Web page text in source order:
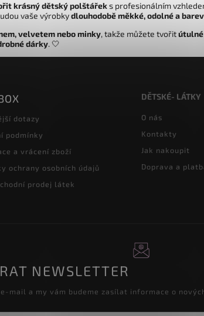
krásný dětský polštářeks profesionálním
vaše výrobkydlouhodobě měkké, odolné a
velvetem nebo minky, takže můžete tvořit
dárky. 🤍
dotazy
podmínky
a vrácení zboží
ochrany osobních údajů
prodej látek
DĚTSKÉ- LÁTKY
O nás
Kontakty
Jak nakoupit
Doprava a
NEWSLETTER
mail a my vám budeme zasílat informace o